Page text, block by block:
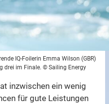
IQ-Foilerin Emma Wilson (GBR)
drei im Finale. © Sailing Energy
inzwischen ein wenig
für gute Leistungen